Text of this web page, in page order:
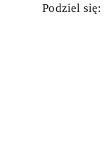
Podziel się: